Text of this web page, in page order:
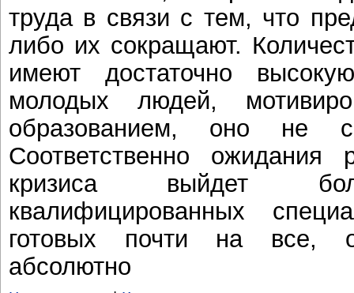
труда в связи с тем, что
либо их сокращают.
имеют достаточно
молодых людей,
образованием, оно не
Соответственно
кризиса выйдет
квалифицированных
готовых почти на все,
абсолютно